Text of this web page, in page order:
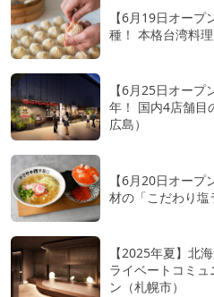
【6月19日オー
種！ 本格台湾料
【6月25日オー
年！ 国内4店舗目
広島）
【6月20日オー
材の「こだわり塩
【2025年夏】北
ライベートコミ
ン（札幌市）